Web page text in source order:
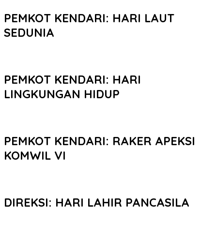
PEMKOT KENDARI: HARI LAUT
SEDUNIA
PEMKOT KENDARI: HARI
LINGKUNGAN HIDUP
PEMKOT KENDARI: RAKER APEKSI
KOMWIL VI
DIREKSI: HARI LAHIR PANCASILA